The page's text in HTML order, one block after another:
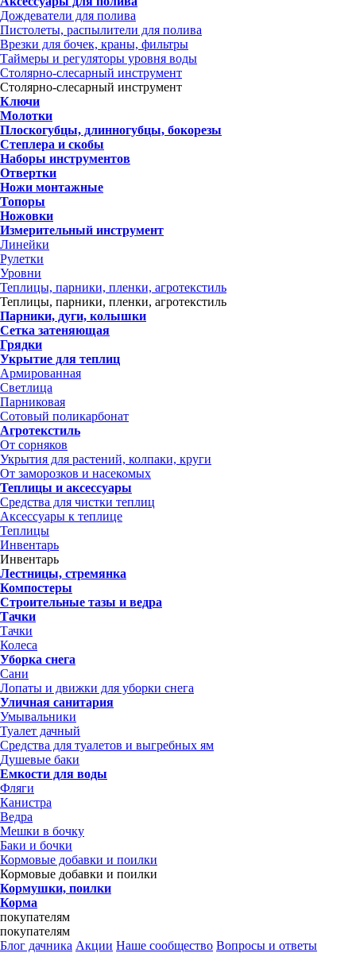
Дождеватели для полива
Пистолеты, распылители для полива
Врезки для бочек, краны, фильтры
Таймеры и регуляторы уровня воды
Столярно-слесарный инструмент
Столярно-слесарный инструмент
Ключи
Молотки
Плоскогубцы, длинногубцы, бокорезы
Степлера и скобы
Наборы инструментов
Отвертки
Ножи монтажные
Топоры
Ножовки
Измерительный инструмент
Линейки
Рулетки
Уровни
Теплицы, парники, пленки, агротекстиль
Теплицы, парники, пленки, агротекстиль
Парники, дуги, колышки
Сетка затеняющая
Грядки
Укрытие для теплиц
Армированная
Светлица
Парниковая
Сотовый поликарбонат
Агротекстиль
От сорняков
Укрытия для растений, колпаки, круги
От заморозков и насекомых
Теплицы и аксессуары
Средства для чистки теплиц
Аксессуары к теплице
Теплицы
Инвентарь
Инвентарь
Лестницы, стремянка
Компостеры
Строительные тазы и ведра
Тачки
Тачки
Колеса
Уборка снега
Сани
Лопаты и движки для уборки снега
Уличная санитария
Умывальники
Туалет дачный
Средства для туалетов и выгребных ям
Душевые баки
Емкости для воды
Фляги
Канистра
Ведра
Мешки в бочку
Баки и бочки
Кормовые добавки и поилки
Кормовые добавки и поилки
Кормушки, поилки
Корма
покупателям
покупателям
Блог дачника Акции Наше сообщество Вопросы и ответы